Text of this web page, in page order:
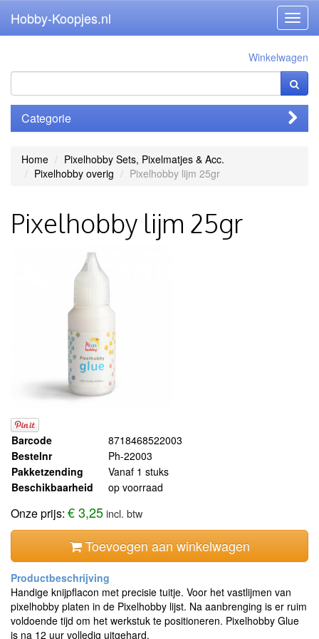
Hobby-Koopjes.nl
Winkelwagen
Categorie
Home
Pixelhobby Sets, Pixelmatjes & Acc.
Pixelhobby overig
Pixelhobby lijm 25gr
Pixelhobby lijm 25gr
Barcode
8718468522003
Bestelnr
Ph-22003
Pakketzending
Vanaf 1 stuks
Beschikbaarheid
op voorraad
Onze prijs: € 3,25incl. btw
Toevoegen aan winkelwagen
Handige knijpflacon met precisie tuitje. Voor het vastlijmen van
pixelhobby platen in de Pixelhobby lijst. Na aanbrenging is er ruim
voldoende tijd om het werkstuk te positioneren. Pixelhobby Glue
is na 12 uur volledig uitgehard.